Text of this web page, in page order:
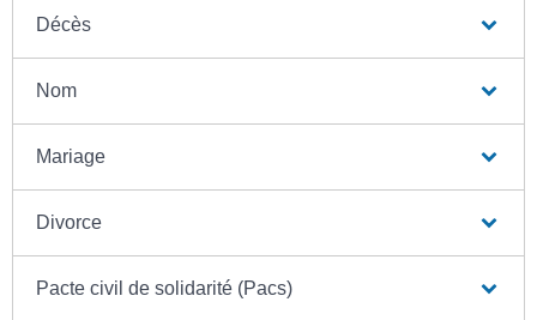
Décès
Nom
Mariage
Divorce
Pacte civil de solidarité (Pacs)